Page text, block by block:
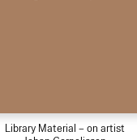
Library Material – on artist